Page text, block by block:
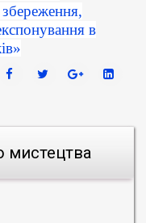
мистецтва
збереження,
в